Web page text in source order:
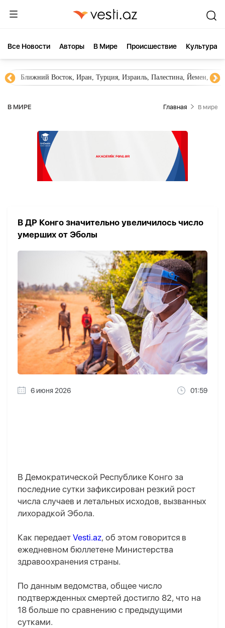
Все Новости Aвторы В Мире Происшествие Культура
Ближний Восток, Иран, Турция, Израиль, Палестина, Йемен,
В МИРЕ Главная В мире
В ДР Конго значительно увеличилось число
умерших от Эболы
6 июня 2026 01:59
В Демократической Республике Конго за
последние сутки зафиксирован резкий рост
числа случаев и летальных исходов, вызванных
лихорадкой Эбола.
Как передает Vesti.az, об этом говорится в
ежедневном бюллетене Министерства
здравоохранения страны.
По данным ведомства, общее число
подтвержденных смертей достигло 82, что на
18 больше по сравнению с предыдущими
сутками.